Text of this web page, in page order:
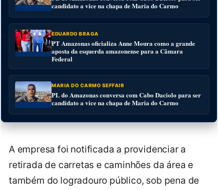
candidato a vice na chapa de Maria do Carmo
EDUARDO BRAGA
PT Amazonas oficializa Anne Moura como a grande
aposta da esquerda amazonense para a Câmara
Federal
MARIA DO CARMO SEFFAIR
PL do Amazonas conversa com Cabo Daciolo para ser
candidato a vice na chapa de Maria do Carmo
A empresa foi notificada a providenciar a
retirada de carretas e caminhões da área e
também do logradouro público, sob pena de